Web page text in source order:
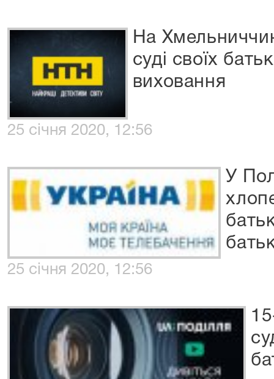
На
суді своїх
виховання
25 січня 2020, 12:56
У
25 січня 2020, 12:56